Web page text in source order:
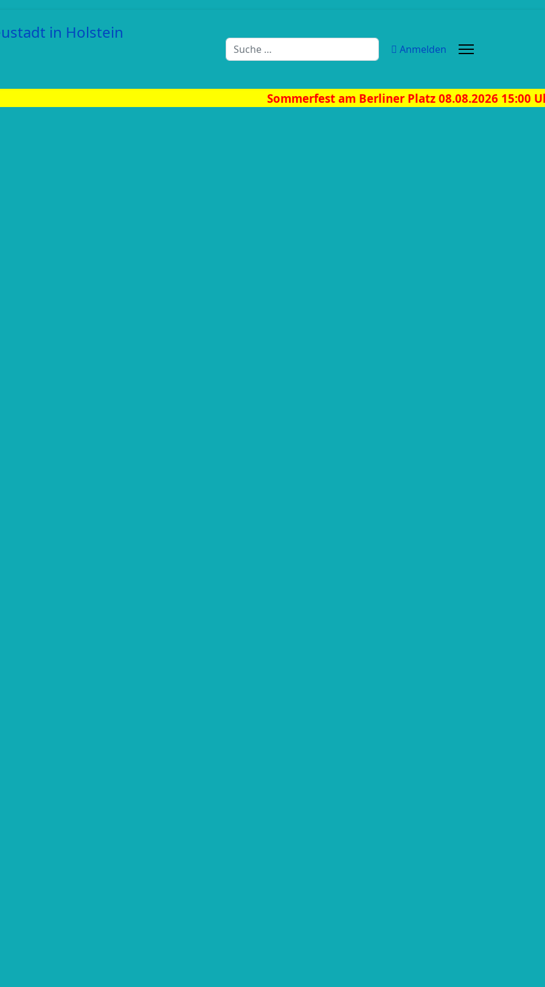
Suchen Anmelden
Sommerfest am Berliner Platz 08.08.2026 15:00 Uhr